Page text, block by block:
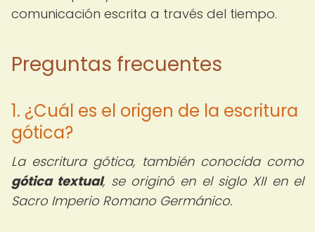
comunicación escrita a través del tiempo.
Preguntas frecuentes
1. ¿Cuál es el origen de la escritura
gótica?
La escritura gótica, también conocida como
gótica textual, se originó en el siglo XII en el
Sacro Imperio Romano Germánico.